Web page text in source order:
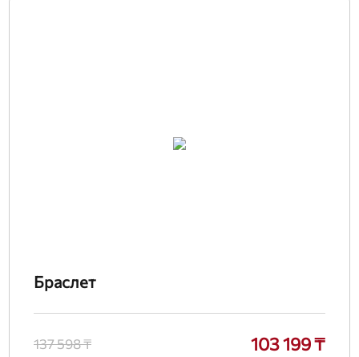
Браслет
137 598 ₸ 103 199 ₸